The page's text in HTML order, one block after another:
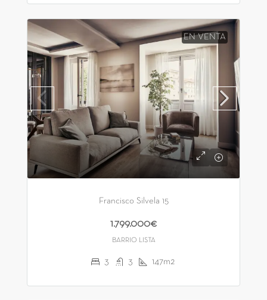
EN VENTA
Francisco Silvela 15
1.799.000€
BARRIO LISTA
3 3 147m2